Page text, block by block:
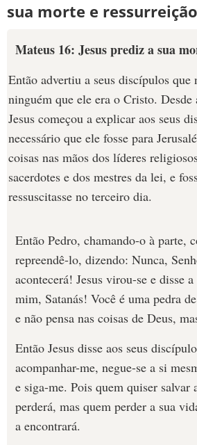
sua morte e
Mateus 16: Jesus prediz a sua
Então advertiu a seus discípulos que
ninguém que ele era o Cristo. Desde
Jesus começou a explicar aos seus
necessário que ele fosse para
coisas nas mãos dos líderes
sacerdotes e dos mestres da lei, e
ressuscitasse no terceiro dia.
Então Pedro, chamando-o à parte,
repreendê-lo, dizendo: Nunca,
acontecerá! Jesus virou-se e disse
mim, Satanás! Você é uma pedra
e não pensa nas coisas de Deus,
Então Jesus disse aos seus
acompanhar-me, negue-se a si
e siga-me. Pois quem quiser salvar
perderá, mas quem perder a sua
a encontrará.